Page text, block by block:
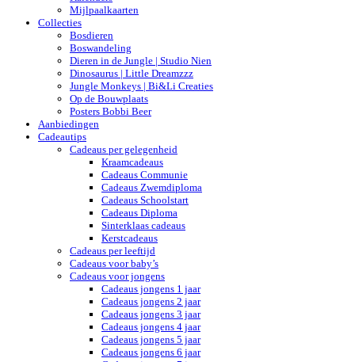
Mijlpaalkaarten
Collecties
Bosdieren
Boswandeling
Dieren in de Jungle | Studio Nien
Dinosaurus | Little Dreamzzz
Jungle Monkeys | Bi&Li Creaties
Op de Bouwplaats
Posters Bobbi Beer
Aanbiedingen
Cadeautips
Cadeaus per gelegenheid
Kraamcadeaus
Cadeaus Communie
Cadeaus Zwemdiploma
Cadeaus Schoolstart
Cadeaus Diploma
Sinterklaas cadeaus
Kerstcadeaus
Cadeaus per leeftijd
Cadeaus voor baby’s
Cadeaus voor jongens
Cadeaus jongens 1 jaar
Cadeaus jongens 2 jaar
Cadeaus jongens 3 jaar
Cadeaus jongens 4 jaar
Cadeaus jongens 5 jaar
Cadeaus jongens 6 jaar